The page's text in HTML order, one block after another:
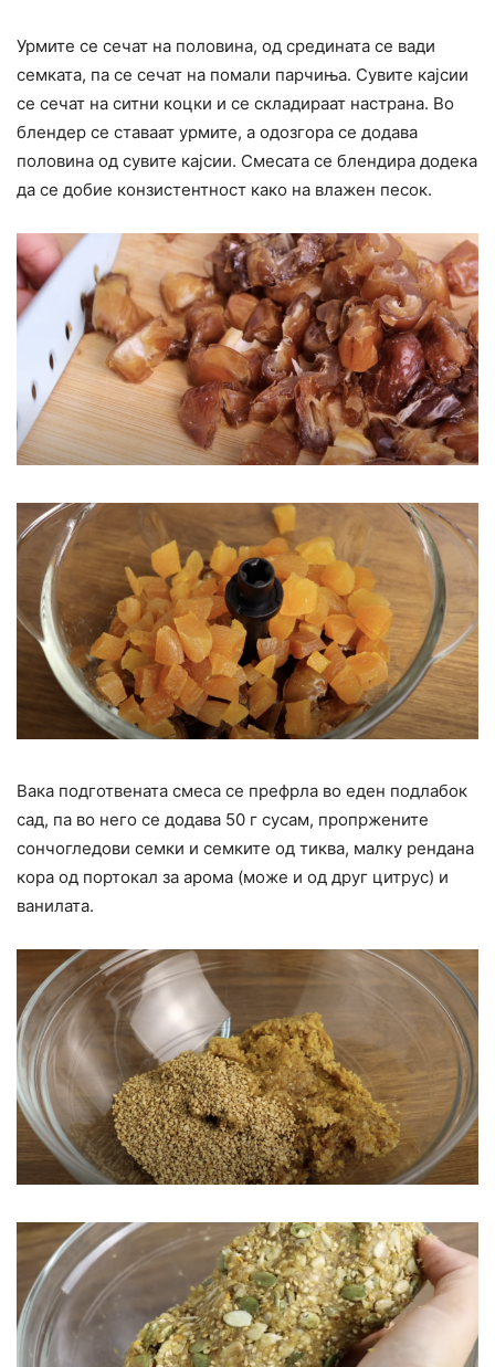
Урмите се сечат на половина, од средината се вади
семката, па се сечат на помали парчиња. Сувите кајсии
се сечат на ситни коцки и се складираат настрана. Во
блендер се ставаат урмите, а одозгора се додава
половина од сувите кајсии. Смесата се блендира додека
да се добие конзистентност како на влажен песок.
Вака подготвената смеса се префрла во еден подлабок
сад, па во него се додава 50 г сусам, пропржените
сончогледови семки и семките од тиква, малку рендана
кора од портокал за арома (може и од друг цитрус) и
ванилата.